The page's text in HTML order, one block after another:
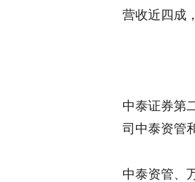
营收近四成
中泰证券第
司中泰资管
中泰资管、